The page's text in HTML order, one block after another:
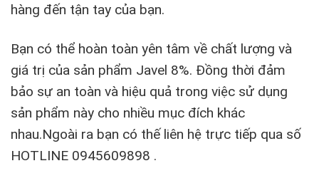
hàng đến tận tay của bạn.
Bạn có thể hoàn toàn yên tâm về chất lượng và
giá trị của sản phẩm Javel 8%. Đồng thời đảm
bảo sự an toàn và hiệu quả trong việc sử dụng
sản phẩm này cho nhiều mục đích khác
nhau.Ngoài ra bạn có thế liên hệ trực tiếp qua số
HOTLINE 0945609898 .